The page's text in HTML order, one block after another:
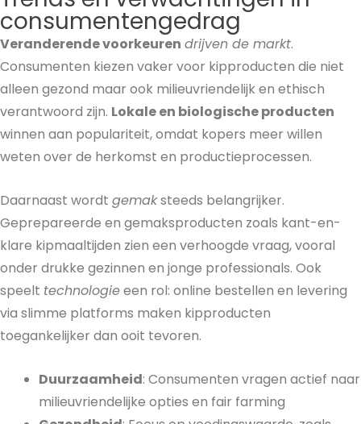
consumentengedrag
Veranderende voorkeuren drijven de markt.
Consumenten kiezen vaker voor kipproducten die niet
alleen gezond maar ook milieuvriendelijk en ethisch
verantwoord zijn. Lokale en biologische producten
winnen aan populariteit, omdat kopers meer willen
weten over de herkomst en productieprocessen.
Daarnaast wordt gemaksteeds belangrijker.
Geprepareerde en gemaksproducten zoals kant-en-
klare kipmaaltijden zien een verhoogde vraag, vooral
onder drukke gezinnen en jonge professionals. Ook
speelt technologieeen rol: online bestellen en levering
via slimme platforms maken kipproducten
toegankelijker dan ooit tevoren.
Duurzaamheid: Consumenten vragen actief naar
milieuvriendelijke opties en fair farming